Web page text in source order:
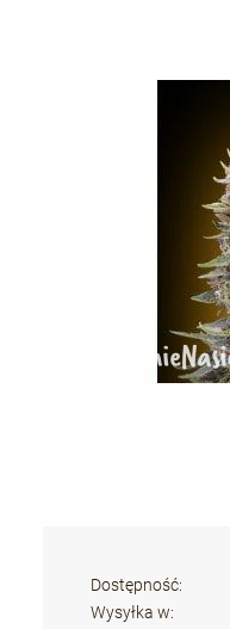
Dostępność:
Wysyłka w: